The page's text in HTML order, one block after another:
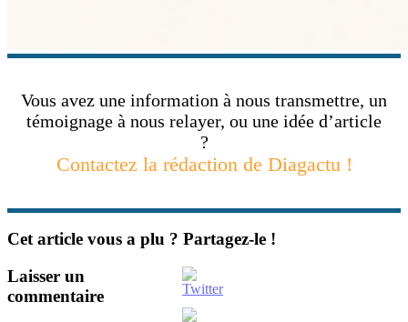
Vous avez une information à nous transmettre, un
témoignage à nous relayer, ou une idée d’article
?
Contactez la rédaction de Diagactu !
Cet article vous a plu ? Partagez-le !
Laisser un
commentaire